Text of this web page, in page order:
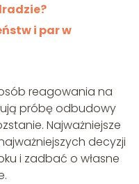
i par w
reagowania na
próbę odbudowy
Najważniejsze
decyzji
i zadbać o własne